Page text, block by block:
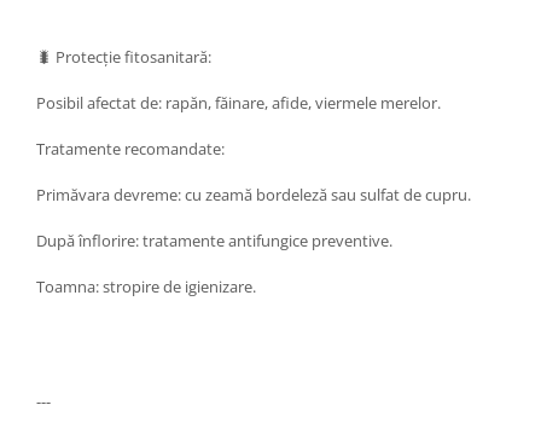
🐛 Protecție fitosanitară:
Posibil afectat de: rapăn, făinare, afide, viermele merelor.
Tratamente recomandate:
Primăvara devreme: cu zeamă bordeleză sau sulfat de cupru.
După înflorire: tratamente antifungice preventive.
Toamna: stropire de igienizare.
---